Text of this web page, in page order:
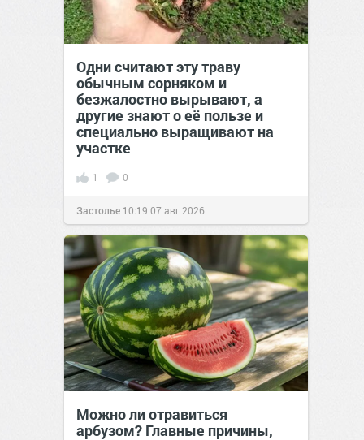
Одни считают эту траву
обычным сорняком и
безжалостно вырывают, а
другие знают о её пользе и
специально выращивают на
участке
1 0
Застолье 10:19 07 авг 2026
Можно ли отравиться
арбузом? Главные причины,